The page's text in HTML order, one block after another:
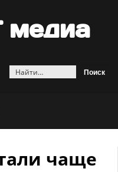
Найти:
чаще